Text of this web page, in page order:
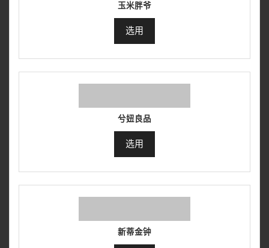
玉米胖爷
选用
兮妞良品
选用
新蒂金钟